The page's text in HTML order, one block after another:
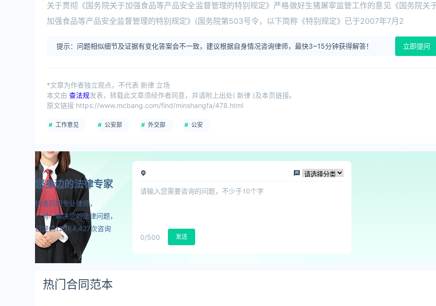
关于贯彻《国务院关于加强食品等产品安全监督管理的特别规定》严格做好生猪屠宰监管工作的意见《国务院关
加强食品等产品安全监督管理的特别规定》(国务院第503号令，以下简称《特别规定》已于2007年7月2
提示：问题相似细节及证据有变化答案会不一致，建议根据自身情况咨询律师，最快3~15分钟获得解答！ 立即提问
*文章为作者独立观点，不代表 新律 立场
本文由 查法规发表，转载此文章须经作者同意，并请附上出处( 新律 )及本页链接。
原文链接 https://www.mcbang.com/find/minshangfa/478.html
工作意见 公安部 外交部 公安
您身边的法律专家
快速匹配专业律师，
一对一解决您的法律问题，
已提供12,164,427次咨询
0/500 发送
热门合同范本